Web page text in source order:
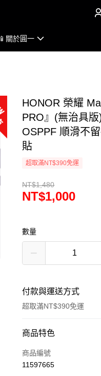
📱關於圓一
HONOR 榮耀
PRO』(無治具
OSPPF 順滑不
貼
超取滿NT$390免運
NT$1,480
NT$1,000
數量
付款與運送方式
超取滿NT$390免運
付款方式
信用卡一次付款
商品特色
商品編號
11597665